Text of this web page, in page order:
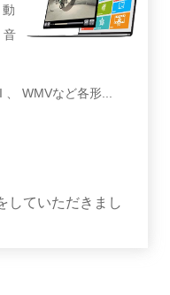
音
、 WMVなど各形...
していただきまし